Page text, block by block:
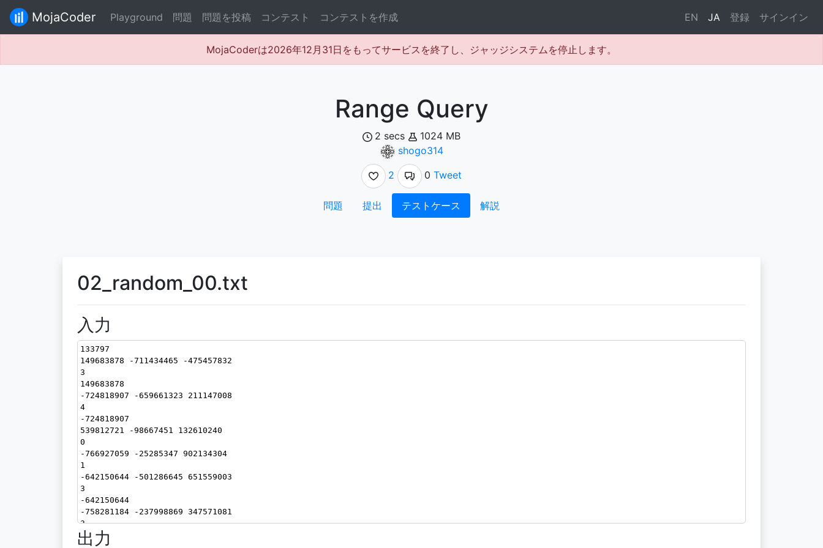
MojaCoder Playground 問題 問題を投稿 コンテスト コンテストを作成 EN JA 登録 サインイン
MojaCoderは2026年12月31日をもってサービスを終了し、ジャッジシステムを停止します。
Range Query
2 secs
1024 MB
shogo314
2
0 Tweet
問題 提出 テストケース 解説
02_random_00.txt
入力
133797
149683878 -711434465 -475457832
3
149683878
-724818907 -659661323 211147008
4
-724818907
539812721 -98667451 132610240
0
-766927059 -25285347 902134304
1
-642150644 -501286645 651559003
3
-642150644
-758281184 -237998869 347571081
3
-410710103
出力